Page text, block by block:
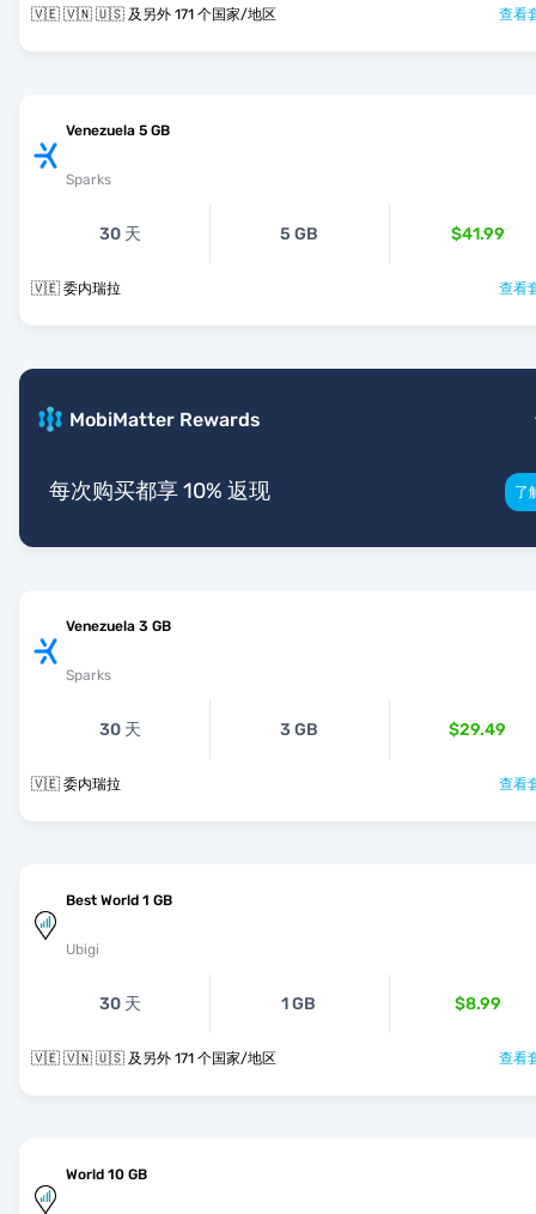
🇻🇪 🇻🇳 🇺🇸 及另外 171 个国家/地区 查看
Venezuela 5 GB
Sparks
30 天 5 GB $41.99
🇻🇪 委内瑞拉 查看
MobiMatter Rewards
每次购买都享 10% 返现 了
Venezuela 3 GB
Sparks
30 天 3 GB $29.49
🇻🇪 委内瑞拉 查看
Best World 1 GB
Ubigi
30 天 1 GB $8.99
🇻🇪 🇻🇳 🇺🇸 及另外 171 个国家/地区 查看
World 10 GB